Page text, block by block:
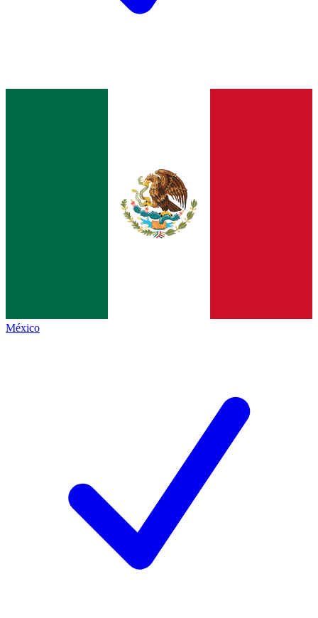
México